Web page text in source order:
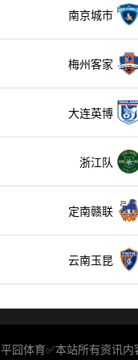
南京城市
梅州客家
大连英博
浙江队
定南赣联
云南玉昆
平囧体育✅本站所有资讯